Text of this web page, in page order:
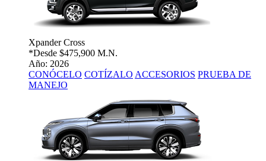
Xpander Cross
*Desde $475,900 M.N.
Año: 2026
CONÓCELO COTÍZALO ACCESORIOS PRUEBA DE
MANEJO